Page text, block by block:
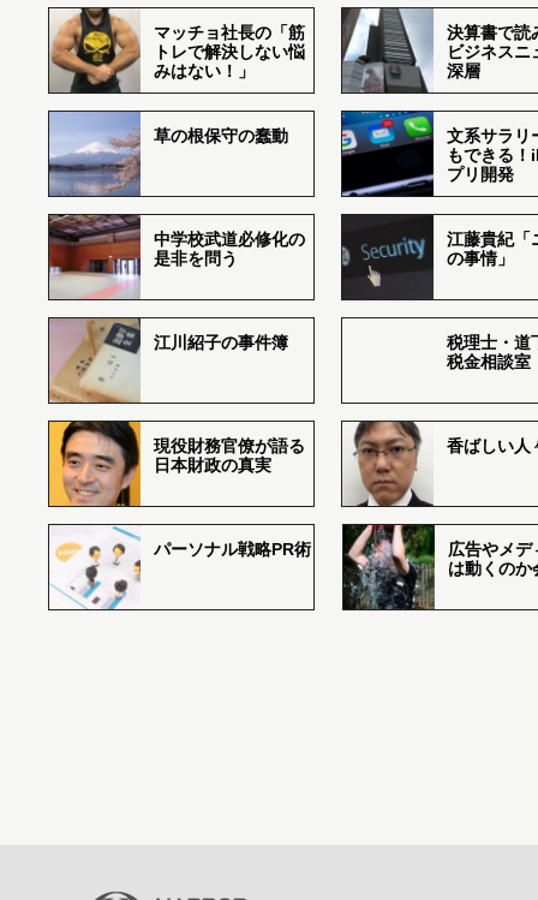
マッチョ社長の「筋
トレで解決しない悩
みはない！」
決算書で読
ビジネスニ
深層
草の根保守の蠢動
文系サラリ
もできる
プリ開発
中学校武道必修化の
是非を問う
江藤貴紀「
の事情」
江川紹子の事件簿
税理士・道
税金相談室
現役財務官僚が語る
日本財政の真実
香ばしい
パーソナル戦略PR術
広告やメデ
は動くのか